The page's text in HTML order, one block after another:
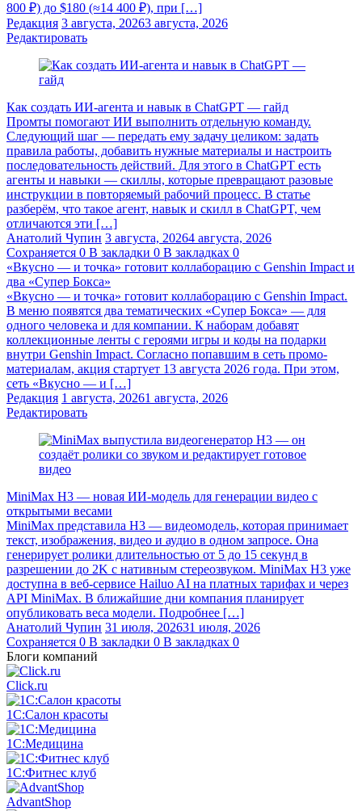
800 ₽) до $180 (≈14 400 ₽), при […]
Редакция 3 августа, 20263 августа, 2026
Редактировать
Как создать ИИ-агента и навык в ChatGPT — гайд
Промты помогают ИИ выполнить отдельную команду.
Следующий шаг — передать ему задачу целиком: задать
правила работы, добавить нужные материалы и настроить
последовательность действий. Для этого в ChatGPT есть
агенты и навыки — скиллы, которые превращают разовые
инструкции в повторяемый рабочий процесс. В статье
разберём, что такое агент, навык и скилл в ChatGPT, чем
отличаются эти […]
Анатолий Чупин 3 августа, 20264 августа, 2026
Сохраняется 0 В закладки 0 В закладках 0
«Вкусно — и точка» готовит коллаборацию с Genshin Impact и
два «Супер Бокса»
«Вкусно — и точка» готовит коллаборацию с Genshin Impact.
В меню появятся два тематических «Супер Бокса» — для
одного человека и для компании. К наборам добавят
коллекционные ленты с героями игры и коды на подарки
внутри Genshin Impact. Согласно попавшим в сеть промо-
материалам, акция стартует 13 августа 2026 года. При этом,
сеть «Вкусно — и […]
Редакция 1 августа, 20261 августа, 2026
Редактировать
MiniMax H3 — новая ИИ-модель для генерации видео с
открытыми весами
MiniMax представила H3 — видеомодель, которая принимает
текст, изображения, видео и аудио в одном запросе. Она
генерирует ролики длительностью от 5 до 15 секунд в
разрешении до 2K с нативным стереозвуком. MiniMax H3 уже
доступна в веб-сервисе Hailuo AI на платных тарифах и через
API MiniMax. В ближайшие дни компания планирует
опубликовать веса модели. Подробнее […]
Анатолий Чупин 31 июля, 202631 июля, 2026
Сохраняется 0 В закладки 0 В закладках 0
Блоги компаний
Click.ru
1С:Салон красоты
1С:Медицина
1С:Фитнес клуб
AdvantShop